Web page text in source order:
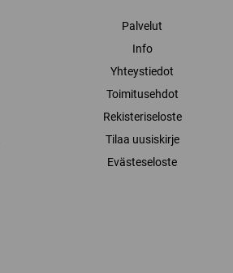
Palvelut
Info
Yhteystiedot
Toimitusehdot
Rekisteriseloste
Tilaa uusiskirje
Evästeseloste